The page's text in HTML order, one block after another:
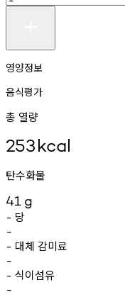
영양정보
음식평가
총 열량
253kcal
탄수화물
41 g
- 당
-
- 대체 감미료
-
- 식이섬유
-